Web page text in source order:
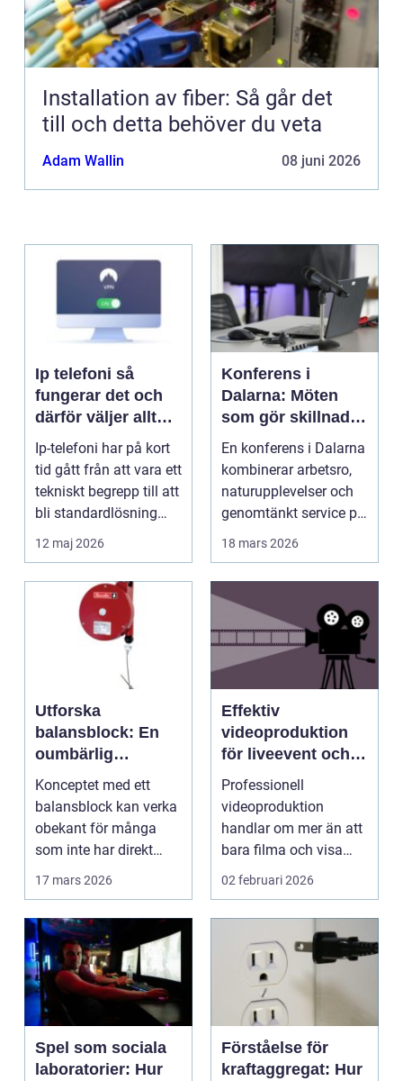
Installation av fiber: Så går det
till och detta behöver du veta
Adam Wallin 08 juni 2026
Ip telefoni så
fungerar det och
därför väljer allt
fler företag att byta
Ip-telefoni har på kort
tid gått från att vara ett
tekniskt begrepp till att
bli standardlösning
för...
12 maj 2026
Konferens i
Dalarna: Möten
som gör skillnad i
hjärtat av sverige
En konferens i Dalarna
kombinerar arbetsro,
naturupplevelser och
genomtänkt service på
et...
18 mars 2026
Utforska
balansblock: En
oumbärlig
komponent i
industrin
Konceptet med ett
balansblock kan verka
obekant för många
som inte har direkt
erfarenhet ...
17 mars 2026
Effektiv
videoproduktion
för liveevent och
företag
Professionell
videoproduktion
handlar om mer än att
bara filma och visa
rörliga bilder. När
02 februari 2026
Spel som sociala
laboratorier: Hur
Förståelse för
kraftaggregat: Hur